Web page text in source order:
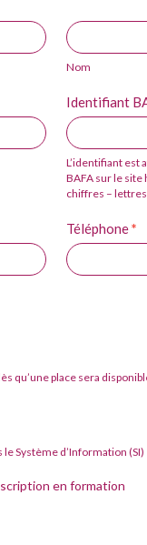
Nom
Nom
Identifiant
L’identifiant est
BAFA sur le
chiffres – lettres
Téléphone*
place sera
Système d’Information (SI)
en formation